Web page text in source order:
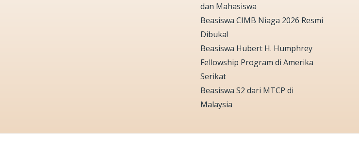
dan Mahasiswa
Beasiswa CIMB Niaga 2026 Resmi
Dibuka!
Beasiswa Hubert H. Humphrey
Fellowship Program di Amerika
Serikat
Beasiswa S2 dari MTCP di
Malaysia